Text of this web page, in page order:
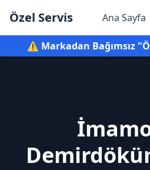
Özel Servis Ana Sayfa
⚠️ Markadan Bağımsız